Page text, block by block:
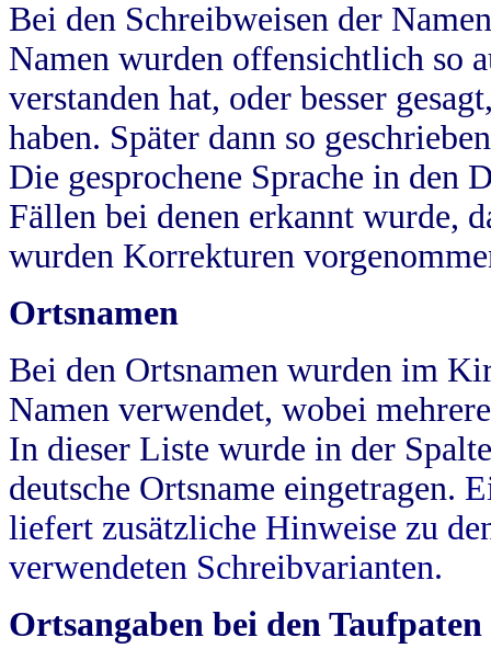
Bei den Schreibweisen der
Namen wurden offensichtlich so
verstanden hat, oder besser
haben. Später dann so
Die gesprochene Sprache in
Fällen bei denen erkannt wurde,
wurden Korrekturen
Ortsnamen
Bei den Ortsnamen wurden im
Namen verwendet, wobei
In dieser Liste wurde in der
deutsche Ortsname eingetragen.
liefert zusätzliche Hinweise zu
verwendeten Schreibvarianten.
Ortsangaben bei den Taufpaten